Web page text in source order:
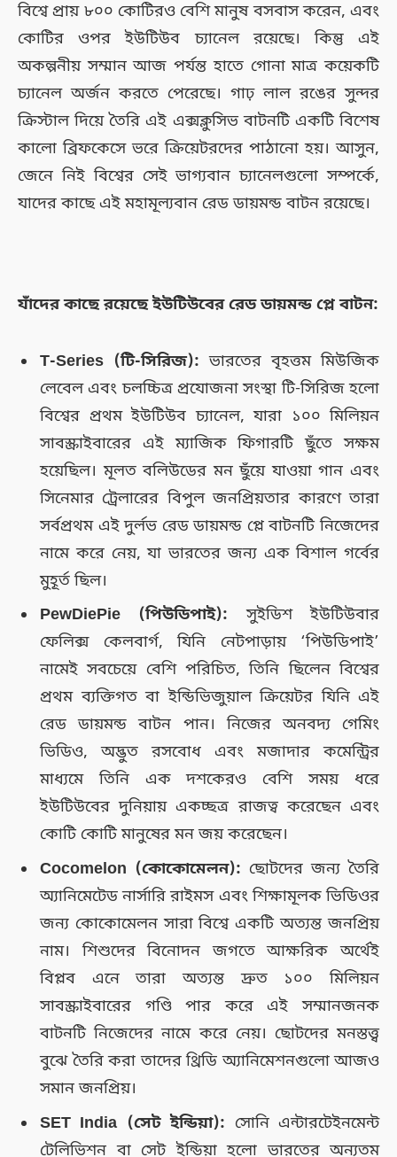
বিশ্বে প্রায় ৮০০ কোটিরও বেশি মানুষ বসবাস করেন, এবং
কোটির ওপর ইউটিউব চ্যানেল রয়েছে। কিন্তু এই
অকল্পনীয় সম্মান আজ পর্যন্ত হাতে গোনা মাত্র কয়েকটি
চ্যানেল অর্জন করতে পেরেছে। গাঢ় লাল রঙের সুন্দর
ক্রিস্টাল দিয়ে তৈরি এই এক্সক্লুসিভ বাটনটি একটি বিশেষ
কালো ব্রিফকেসে ভরে ক্রিয়েটরদের পাঠানো হয়। আসুন,
জেনে নিই বিশ্বের সেই ভাগ্যবান চ্যানেলগুলো সম্পর্কে,
যাদের কাছে এই মহামূল্যবান রেড ডায়মন্ড বাটন রয়েছে।
যাঁদের কাছে রয়েছে ইউটিউবের রেড ডায়মন্ড প্লে বাটন:
T-Series (টি-সিরিজ): ভারতের বৃহত্তম মিউজিক
লেবেল এবং চলচ্চিত্র প্রযোজনা সংস্থা টি-সিরিজ হলো
বিশ্বের প্রথম ইউটিউব চ্যানেল, যারা ১০০ মিলিয়ন
সাবস্ক্রাইবারের এই ম্যাজিক ফিগারটি ছুঁতে সক্ষম
হয়েছিল। মূলত বলিউডের মন ছুঁয়ে যাওয়া গান এবং
সিনেমার ট্রেলারের বিপুল জনপ্রিয়তার কারণে তারা
সর্বপ্রথম এই দুর্লভ রেড ডায়মন্ড প্লে বাটনটি নিজেদের
নামে করে নেয়, যা ভারতের জন্য এক বিশাল গর্বের
মুহূর্ত ছিল।
PewDiePie (পিউডিপাই): সুইডিশ ইউটিউবার
ফেলিক্স কেলবার্গ, যিনি নেটপাড়ায় ‘পিউডিপাই’
নামেই সবচেয়ে বেশি পরিচিত, তিনি ছিলেন বিশ্বের
প্রথম ব্যক্তিগত বা ইন্ডিভিজুয়াল ক্রিয়েটর যিনি এই
রেড ডায়মন্ড বাটন পান। নিজের অনবদ্য গেমিং
ভিডিও, অদ্ভুত রসবোধ এবং মজাদার কমেন্ট্রির
মাধ্যমে তিনি এক দশকেরও বেশি সময় ধরে
ইউটিউবের দুনিয়ায় একচ্ছত্র রাজত্ব করেছেন এবং
কোটি কোটি মানুষের মন জয় করেছেন।
Cocomelon (কোকোমেলন): ছোটদের জন্য তৈরি
অ্যানিমেটেড নার্সারি রাইমস এবং শিক্ষামূলক ভিডিওর
জন্য কোকোমেলন সারা বিশ্বে একটি অত্যন্ত জনপ্রিয়
নাম। শিশুদের বিনোদন জগতে আক্ষরিক অর্থেই
বিপ্লব এনে তারা অত্যন্ত দ্রুত ১০০ মিলিয়ন
সাবস্ক্রাইবারের গণ্ডি পার করে এই সম্মানজনক
বাটনটি নিজেদের নামে করে নেয়। ছোটদের মনস্তত্ত্ব
বুঝে তৈরি করা তাদের থ্রিডি অ্যানিমেশনগুলো আজও
সমান জনপ্রিয়।
SET India (সেট ইন্ডিয়া): সোনি এন্টারটেইনমেন্ট
টেলিভিশন বা সেট ইন্ডিয়া হলো ভারতের অন্যতম